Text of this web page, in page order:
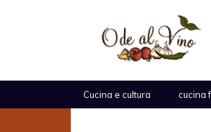
Cucina e cultura cucina